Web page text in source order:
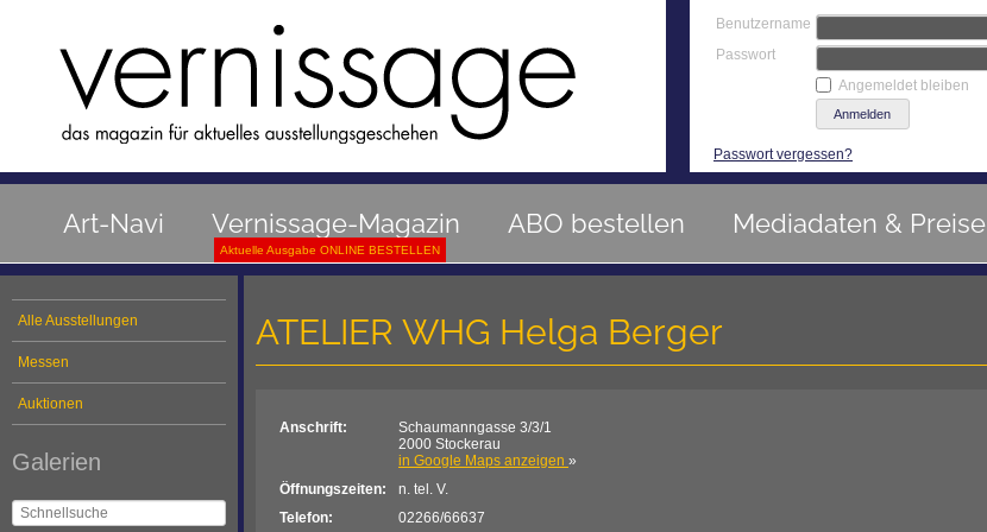
Benutzername
Passwort
Angemeldet bleiben
Passwort vergessen?
Art-Navi Vernissage-Magazin ABO bestellen Mediadaten & Preise
Aktuelle Ausgabe ONLINE BESTELLEN
Alle Ausstellungen
Messen
Auktionen
Galerien
ATELIER WHG Helga Berger
Anschrift:
Schaumanngasse 3/3/1
2000 Stockerau
in Google Maps anzeigen »
Öffnungszeiten:
n. tel. V.
Telefon:
02266/66637